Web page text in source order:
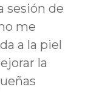
sesión de
me
a la piel
la